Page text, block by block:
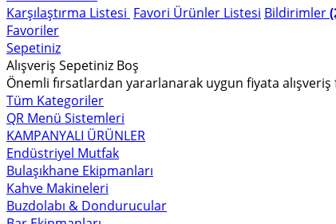
Karşılaştırma Listesi Favori Ürünler Listesi Bildirimler
Favoriler
Sepetiniz
Alışveriş Sepetiniz Boş
Önemli fırsatlardan yararlanarak uygun fiyata alışveriş
Tüm Kategoriler
QR Menü Sistemleri
KAMPANYALI ÜRÜNLER
Endüstriyel Mutfak
Bulaşıkhane Ekipmanları
Kahve Makineleri
Buzdolabı & Dondurucular